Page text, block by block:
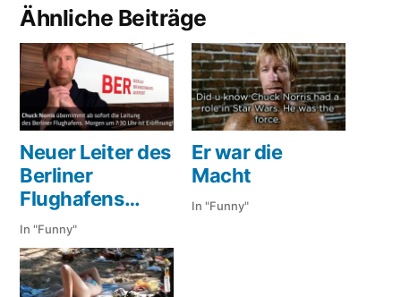
Ähnliche Beiträge
Neuer Leiter des
Berliner
Flughafens…
In "Funny"
Er war die
Macht
In "Funny"